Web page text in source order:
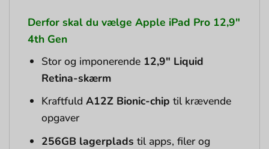
Derfor skal du vælge Apple iPad Pro 12,9″
4th Gen
Stor og imponerende 12,9″ Liquid
Retina-skærm
Kraftfuld A12Z Bionic-chip til krævende
opgaver
256GB lagerplads til apps, filer og